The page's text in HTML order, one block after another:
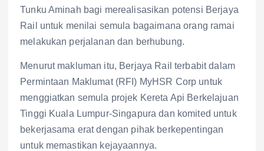
Tunku Aminah bagi merealisasikan potensi Berjaya
Rail untuk menilai semula bagaimana orang ramai
melakukan perjalanan dan berhubung.
Menurut makluman itu, Berjaya Rail terbabit dalam
Permintaan Maklumat (RFI) MyHSR Corp untuk
menggiatkan semula projek Kereta Api Berkelajuan
Tinggi Kuala Lumpur-Singapura dan komited untuk
bekerjasama erat dengan pihak berkepentingan
untuk memastikan kejayaannya.